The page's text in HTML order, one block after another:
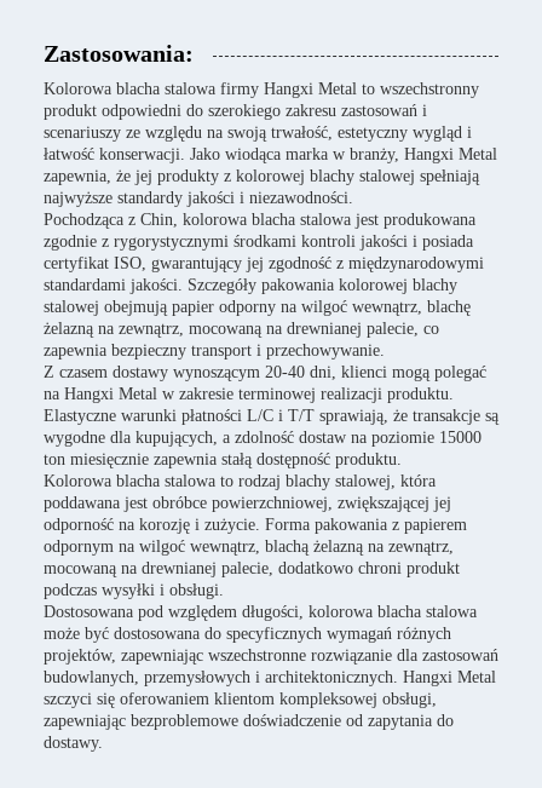
Zastosowania:
Kolorowa blacha stalowa firmy Hangxi Metal to wszechstronny
produkt odpowiedni do szerokiego zakresu zastosowań i
scenariuszy ze względu na swoją trwałość, estetyczny wygląd i
łatwość konserwacji. Jako wiodąca marka w branży, Hangxi Metal
zapewnia, że jej produkty z kolorowej blachy stalowej spełniają
najwyższe standardy jakości i niezawodności.
Pochodząca z Chin, kolorowa blacha stalowa jest produkowana
zgodnie z rygorystycznymi środkami kontroli jakości i posiada
certyfikat ISO, gwarantujący jej zgodność z międzynarodowymi
standardami jakości. Szczegóły pakowania kolorowej blachy
stalowej obejmują papier odporny na wilgoć wewnątrz, blachę
żelazną na zewnątrz, mocowaną na drewnianej palecie, co
zapewnia bezpieczny transport i przechowywanie.
Z czasem dostawy wynoszącym 20-40 dni, klienci mogą polegać
na Hangxi Metal w zakresie terminowej realizacji produktu.
Elastyczne warunki płatności L/C i T/T sprawiają, że transakcje są
wygodne dla kupujących, a zdolność dostaw na poziomie 15000
ton miesięcznie zapewnia stałą dostępność produktu.
Kolorowa blacha stalowa to rodzaj blachy stalowej, która
poddawana jest obróbce powierzchniowej, zwiększającej jej
odporność na korozję i zużycie. Forma pakowania z papierem
odpornym na wilgoć wewnątrz, blachą żelazną na zewnątrz,
mocowaną na drewnianej palecie, dodatkowo chroni produkt
podczas wysyłki i obsługi.
Dostosowana pod względem długości, kolorowa blacha stalowa
może być dostosowana do specyficznych wymagań różnych
projektów, zapewniając wszechstronne rozwiązanie dla zastosowań
budowlanych, przemysłowych i architektonicznych. Hangxi Metal
szczyci się oferowaniem klientom kompleksowej obsługi,
zapewniając bezproblemowe doświadczenie od zapytania do
dostawy.